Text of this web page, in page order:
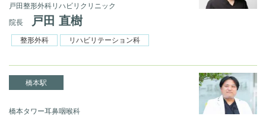
戸田整形外科リハビリクリニック
院長
戸田 直樹
整形外科 リハビリテーション科
橋本駅
橋本タワー耳鼻咽喉科